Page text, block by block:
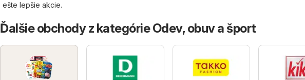
ešte lepšie akcie.
Ďalšie obchody z kategórie Odev, obuv a šport